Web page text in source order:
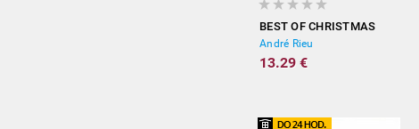
BEST OF CHRISTMAS
André Rieu
13.29 €